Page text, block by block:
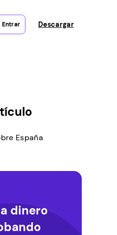
Entrar Descargar
España
dinero